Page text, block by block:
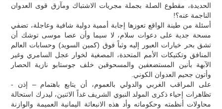
الحديدة، مقطوع الصلة بجملة مجريات الاشتباك ومآزق قوى العدوان
الناجمة عنه؟!
أسئلة من طينة الواقع تعوزها إجابة أممية دولية شافية وعاجلة، تضفي
مسحة جدية على دعوات سلام، لا سيما وأن عصا موسى توشك أن
تشق بحر خيارات العبور إليه وثباً فوق (كمين السويد) وحسابات العالم
المنافق وتكتيكات الأمم المتحدة، المصغية لخوار عجل السامري وغير
الآبهة بأنين المستضعفين والمسحوقين خلف جوستابو نازية الحصار
وأتون جحيم العدوان الكوني.
على المراقب الغربي والدولي بالعموم، أن يتابع باهتمام – إذن -
تظاهرات إحياء ذكرى المولد النبوي الشريف غداً الاثنين، ليدرك استحالة
محاولات أنظمته وحكوماته وأد هذه الانبعاثة اليمانية العميمة والوازنة